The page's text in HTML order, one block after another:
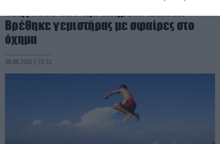
Βρέθηκε γεμιστήρας με σφαίρες στο
όχημα
08.08.2026 | 12:32